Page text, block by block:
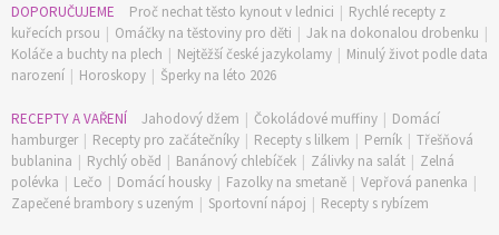
DOPORUČUJEME Proč nechat těsto kynout v lednici | Rychlé recepty z
kuřecích prsou | Omáčky na těstoviny pro děti | Jak na dokonalou drobenku |
Koláče a buchty na plech | Nejtěžší české jazykolamy | Minulý život podle data
narození | Horoskopy | Šperky na léto 2026
RECEPTY A VAŘENÍ Jahodový džem | Čokoládové muffiny | Domácí
hamburger | Recepty pro začátečníky | Recepty s lilkem | Perník | Třešňová
bublanina | Rychlý oběd | Banánový chlebíček | Zálivky na salát | Zelná
polévka | Lečo | Domácí housky | Fazolky na smetaně | Vepřová panenka |
Zapečené brambory s uzeným | Sportovní nápoj | Recepty s rybízem